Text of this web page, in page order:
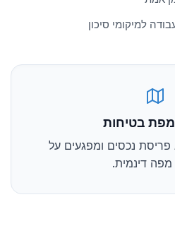
למיקומי סיכון
בטיחות
פריסת נכסים ומפגעים על
דינמית.